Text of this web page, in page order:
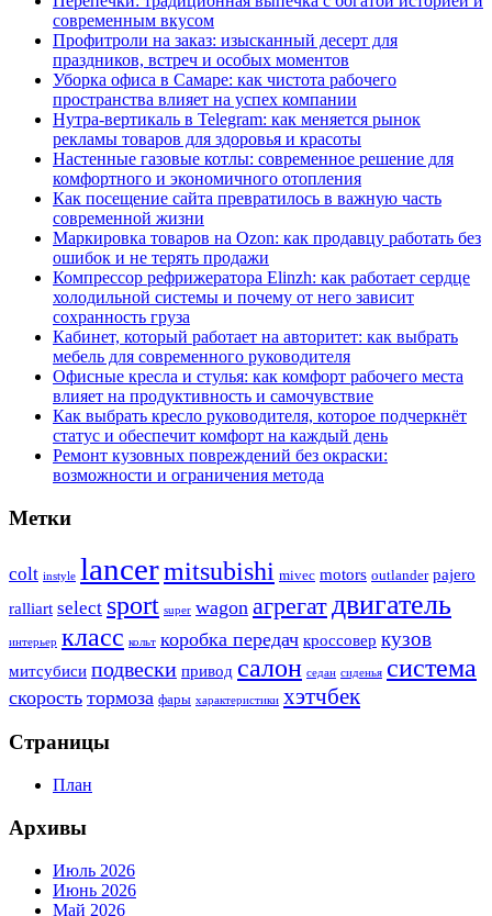
современным вкусом
Профитроли на заказ: изысканный десерт для
праздников, встреч и особых моментов
Уборка офиса в Самаре: как чистота рабочего
пространства влияет на успех компании
Нутра-вертикаль в Telegram: как меняется рынок
рекламы товаров для здоровья и красоты
Настенные газовые котлы: современное решение для
комфортного и экономичного отопления
Как посещение сайта превратилось в важную часть
современной жизни
Маркировка товаров на Ozon: как продавцу работать без
ошибок и не терять продажи
Компрессор рефрижератора Elinzh: как работает сердце
холодильной системы и почему от него зависит
сохранность груза
Кабинет, который работает на авторитет: как выбрать
мебель для современного руководителя
Офисные кресла и стулья: как комфорт рабочего места
влияет на продуктивность и самочувствие
Как выбрать кресло руководителя, которое подчеркнёт
статус и обеспечит комфорт на каждый день
Ремонт кузовных повреждений без окраски:
возможности и ограничения метода
Метки
colt instyle lancermitsubishi mivec motors outlander pajero
ralliart select sport super wagon агрегат двигатель
интерьер класс кольт коробка передач кроссовер кузов
митсубиси подвески привод салон седан сиденья система
скорость тормоза фары характеристики хэтчбек
Страницы
План
Архивы
Июль 2026
Июнь 2026
Май 2026